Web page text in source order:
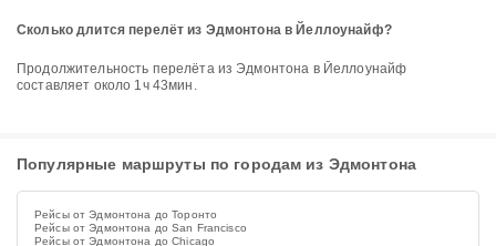
Сколько длится перелёт из Эдмонтона в Йеллоунайф?
Продолжительность перелёта из Эдмонтона в Йеллоунайф
составляет около 1ч 43мин.
Популярные маршруты по городам из Эдмонтона
Рейсы от Эдмонтона до Торонто
Рейсы от Эдмонтона до San Francisco
Рейсы от Эдмонтона до Chicago